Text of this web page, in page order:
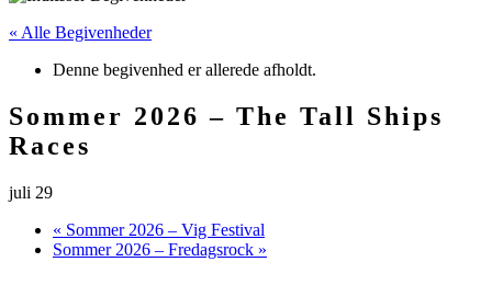
« Alle Begivenheder
Denne begivenhed er allerede afholdt.
Sommer 2026 – The Tall Ships
Races
juli 29
« Sommer 2026 – Vig Festival
Sommer 2026 – Fredagsrock »